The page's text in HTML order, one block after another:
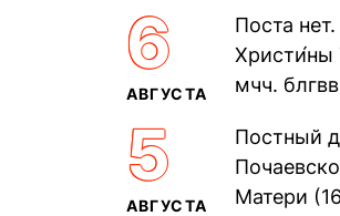
прп.
6
АВГУСТА
Поста
Христи́ны
мчч.
Дави́да
5
АВГУСТА
Постный
Матери